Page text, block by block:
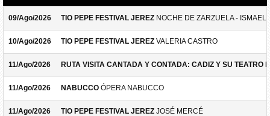
09/Ago/2026 TIO PEPE FESTIVAL JEREZ NOCHE DE ZARZUELA -
10/Ago/2026 TIO PEPE FESTIVAL JEREZ VALERIA CASTRO
11/Ago/2026 RUTA VISITA CANTADA Y CONTADA: CADIZ Y SU TEATRO
11/Ago/2026 NABUCCO ÓPERA NABUCCO
11/Ago/2026 TIO PEPE FESTIVAL JEREZ JOSÉ MERCÉ